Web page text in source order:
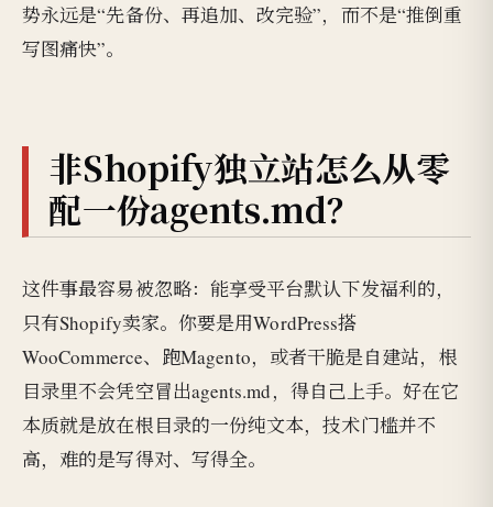
势永远是“先备份、再追加、改完验”，而不是“推倒重
写图痛快”。
非Shopify独立站怎么从零
配一份agents.md？
这件事最容易被忽略：能享受平台默认下发福利的，
只有Shopify卖家。你要是用WordPress搭
WooCommerce、跑Magento，或者干脆是自建站，根
目录里不会凭空冒出agents.md，得自己上手。好在它
本质就是放在根目录的一份纯文本，技术门槛并不
高，难的是写得对、写得全。